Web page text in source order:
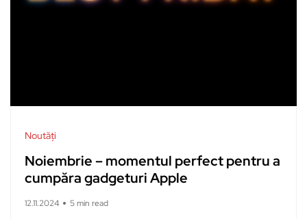
Noutăți
Noiembrie – momentul perfect pentru a
cumpăra gadgeturi Apple
12.11.2024 5 min read